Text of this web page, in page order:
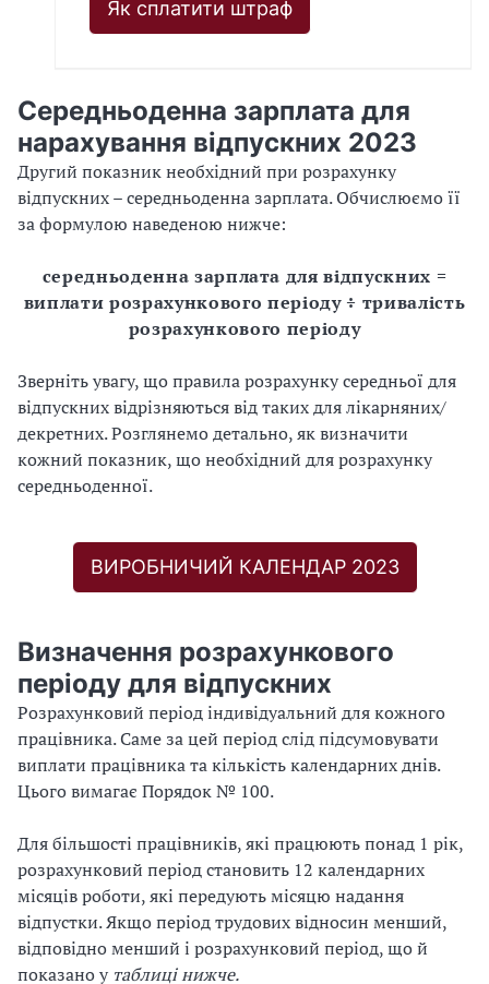
Як сплатити штраф
Середньоденна зарплата для
нарахування відпускних 2023
Другий показник необхідний при розрахунку
відпускних – середньоденна зарплата. Обчислюємо її
за формулою наведеною нижче:
середньоденна зарплата для відпускних =
виплати розрахункового періоду ÷ тривалість
розрахункового періоду
Зверніть увагу, що правила розрахунку середньої для
відпускних відрізняються від таких для лікарняних/
декретних. Розглянемо детально, як визначити
кожний показник, що необхідний для розрахунку
середньоденної.
ВИРОБНИЧИЙ КАЛЕНДАР 2023
Визначення розрахункового
періоду для відпускних
Розрахунковий період індивідуальний для кожного
працівника. Саме за цей період слід підсумовувати
виплати працівника та кількість календарних днів.
Цього вимагає Порядок № 100.
Для більшості працівників, які працюють понад 1 рік,
розрахунковий період становить 12 календарних
місяців роботи, які передують місяцю надання
відпустки. Якщо період трудових відносин менший,
відповідно менший і розрахунковий період, що й
показано у таблиці нижче.